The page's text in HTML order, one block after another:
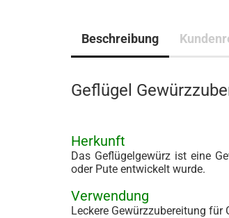
Beschreibung
Geflügel
Herkunft
Das Geflügelgewürz ist eine
oder Pute entwickelt wurde.
Verwendung
Leckere Gewürzzubereitung für